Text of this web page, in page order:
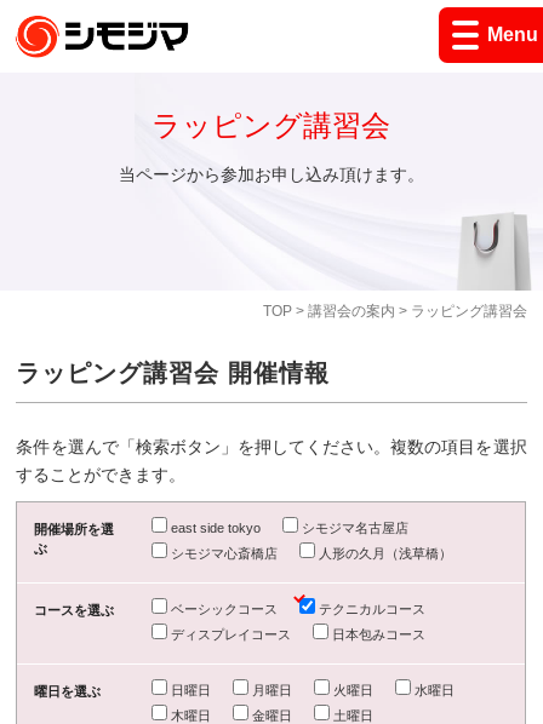
Menu
TOP> 講習会の案内 > ラッピング講習会
ラッピング講習会
当ページから参加お申し込み頂けます。
ラッピング講習会 開催情報
条件を選んで「検索ボタン」を押してください。複数の項目を選択
することができます。
開催場所を選
ぶ
east side tokyo
シモジマ名古屋店
シモジマ心斎橋店
人形の久月（浅草橋）
コースを選ぶ ベーシックコース
テクニカルコース
ディスプレイコース
日本包みコース
曜日を選ぶ 日曜日 月曜日 火曜日
水曜日
木曜日
金曜日 土曜日